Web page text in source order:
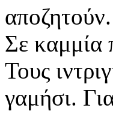
Σε καμμία
Τους
γαμήσι.